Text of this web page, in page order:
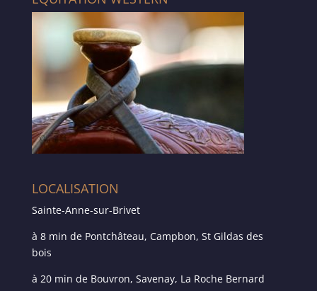
LOCALISATION
Sainte-Anne-sur-Brivet
à 8 min de Pontchâteau, Campbon, St Gildas des
bois
à 20 min de Bouvron, Savenay, La Roche Bernard